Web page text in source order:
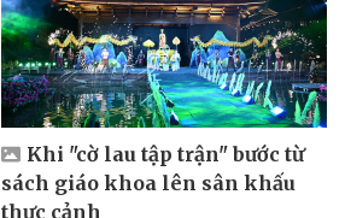
Khi "cờ lau tập trận" bước từ
sách giáo khoa lên sân khấu
thực cảnh